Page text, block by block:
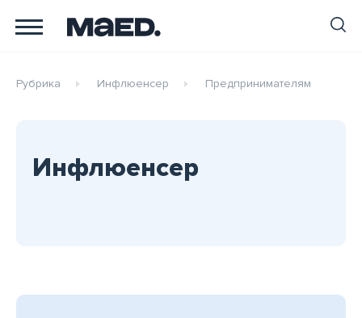
Рубрика Инфлюенсер Предпринимателям
Инфлюенсер